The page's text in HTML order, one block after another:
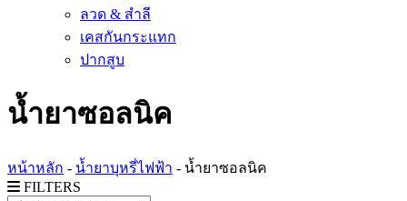
ลวด ​& สำลี
เคสกันกระแทก
ปากสูบ
น้ำยาซอลนิค
หน้าหลัก - น้ำยาบุหรี่ไฟฟ้า - น้ำยาซอลนิค
FILTERS